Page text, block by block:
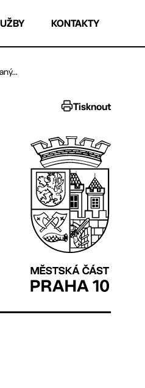
KONTAKTY
Tisknout